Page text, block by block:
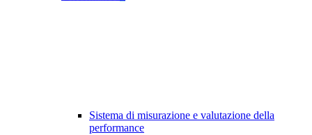
Sistema di misurazione e valutazione della
performance